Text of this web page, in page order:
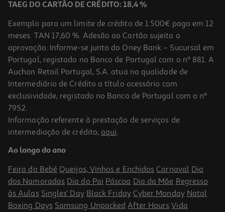
Kefir Regalo Morango 520 G
3.62 €/Kg
1,88 €
TAEG DO CARTÃO DE CRÉDITO: 18,4 %
Exemplo para um limite de crédito de 1.500€ pago em 12
meses. TAN 17,60 %. Adesão ao Cartão sujeita a
aprovação. Informe-se junto do Oney Bank – Sucursal em
Portugal, registado no Banco de Portugal com o nº 881. A
Auchan Retail Portugal, S.A. atua na qualidade de
Intermediário de Crédito a título acessório com
exclusividade, registado no Banco de Portugal com o nº
7952.
Informação referente à prestação de serviços de
intermediação de crédito, aqui.
Ao longo do ano
Feira do Bebé Queijos, Vinhos e Enchidos Carnaval Dia
dos Namorados Dia do Pai Páscoa Dia da Mãe Regresso
às Aulas Singles' Day Black Friday Cyber Monday Natal
Boxing Days Samsung Unpacked After Hours Vida